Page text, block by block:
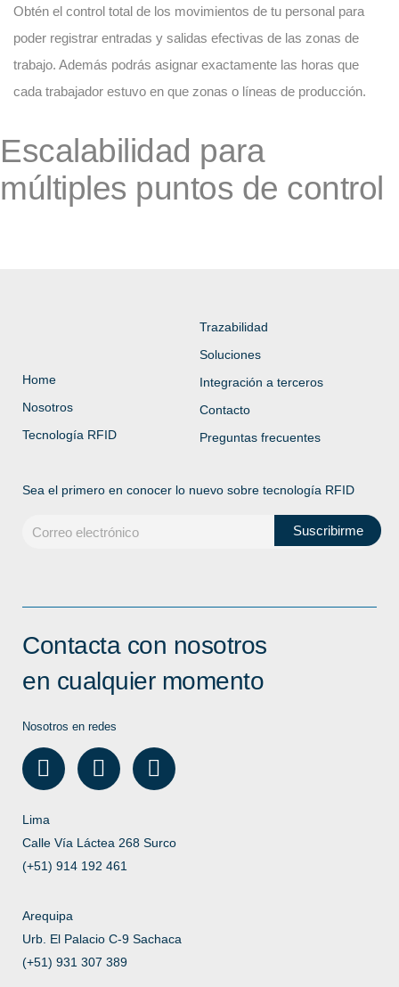
Obtén el control total de los movimientos de tu personal para
poder registrar entradas y salidas efectivas de las zonas de
trabajo. Además podrás asignar exactamente las horas que
cada trabajador estuvo en que zonas o líneas de producción.
Escalabilidad para
múltiples puntos de control
Home
Nosotros
Tecnología RFID
Trazabilidad
Soluciones
Integración a terceros
Contacto
Preguntas frecuentes
Sea el primero en conocer lo nuevo sobre tecnología RFID
Contacta con nosotros
en cualquier momento
Nosotros en redes
Lima
Calle Vía Láctea 268 Surco
(+51) 914 192 461
Arequipa
Urb. El Palacio C-9 Sachaca
(+51) 931 307 389